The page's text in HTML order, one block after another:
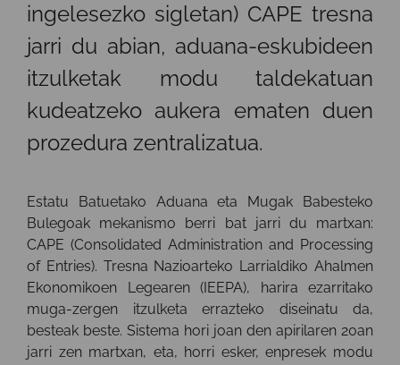
ingelesezko sigletan) CAPE tresna
jarri du abian, aduana-eskubideen
itzulketak modu taldekatuan
kudeatzeko aukera ematen duen
prozedura zentralizatua.
Estatu Batuetako Aduana eta Mugak Babesteko
Bulegoak mekanismo berri bat jarri du martxan:
CAPE (Consolidated Administration and Processing
of Entries). Tresna Nazioarteko Larrialdiko Ahalmen
Ekonomikoen Legearen (IEEPA), harira ezarritako
muga-zergen itzulketa errazteko diseinatu da,
besteak beste. Sistema hori joan den apirilaren 20an
jarri zen martxan, eta, horri esker, enpresek modu